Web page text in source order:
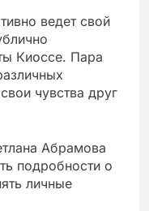
ведет свой
Киоссе. Пара
чувства друг
Абрамова
подробности о
личные